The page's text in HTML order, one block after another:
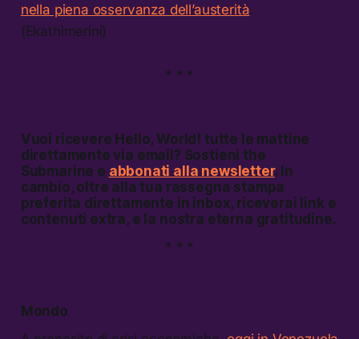
nella piena osservanza dell’austerità.
(Ekathimerini)
* * *
Vuoi ricevere Hello, World! tutte le mattine
direttamente via email? Sostieni the
Submarine e abbonati alla newsletter. In
cambio, oltre alla tua rassegna stampa
preferita direttamente in inbox, riceverai link e
contenuti extra, e la nostra eterna gratitudine.
* * *
Mondo